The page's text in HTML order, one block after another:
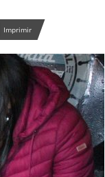
Imprimir